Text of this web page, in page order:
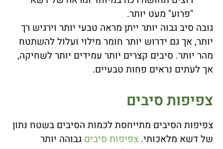
"פרוע" מעט יותר.
גובה סיב גבוה יותר ייתן מראה טבעי יותר וירגיש רך
יותר, אך גם ידרוש יותר חומר מילוי ועלול להשתטח
מהר יותר. סיבים קצרים יותר עמידים יותר לשחיקה,
אך לעתים נראים פחות טבעיים.
צפיפות סיבים
צפיפות הסיבים מתייחסת לכמות הסיבים בשטח נתון
של דשא מלאכותי. צפיפות סיבים גבוהה יותר